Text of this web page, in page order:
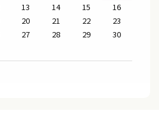
13 14 15
16
20 21 22
23
27 28 29
30